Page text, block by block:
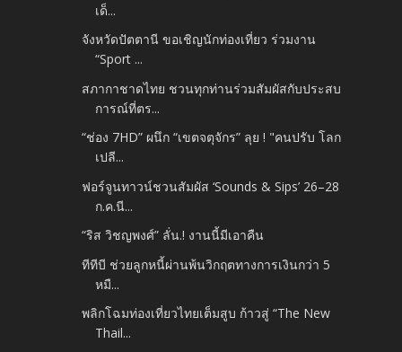
เด็...
จังหวัดปัตตานี ขอเชิญนักท่องเที่ยว ร่วมงาน
“Sport ...
สภากาชาดไทย ชวนทุกท่านร่วมสัมผัสกับประสบ
การณ์ที่ตร...
“ช่อง 7HD” ผนึก “เขตจตุจักร” ลุย ! "คนปรับ โลก
เปลี...
ฟอร์จูนทาวน์ชวนสัมผัส ‘Sounds & Sips’ 26–28
ก.ค.นี...
“ริส วิชญพงศ์” ลั่น.! งานนี้มีเอาคืน
ทีทีบี ช่วยลูกหนี้ผ่านพ้นวิกฤตทางการเงินกว่า 5
หมื...
พลิกโฉมท่องเที่ยวไทยเต็มสูบ ก้าวสู่ “The New
Thail...